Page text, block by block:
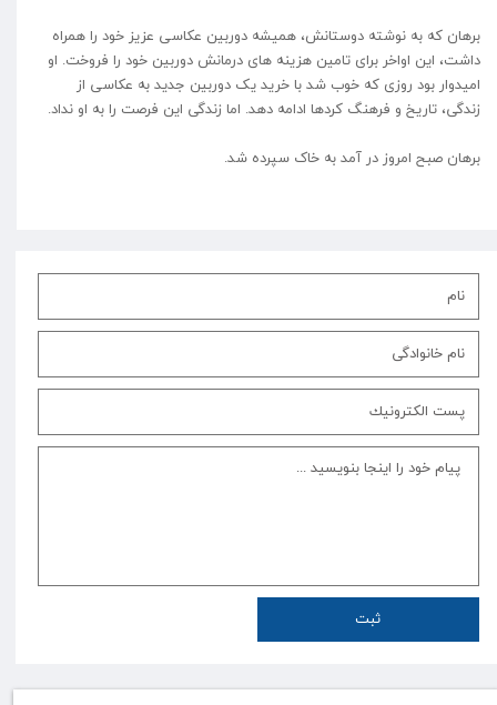
برهان که به نوشته دوستانش، همیشه دوربین عکاسی عزیز خود را همراه
داشت، این اواخر برای تامین هزینه های درمانش دوربین خود را فروخت. او
امیدوار بود روزی که خوب شد با خرید یک دوربین جدید به عکاسی از
زندگی، تاریخ و فرهنگ کردها ادامه دهد. اما زندگی این فرصت را به او نداد.
برهان صبح امروز در آمد به خاک سپرده شد.
ثبت